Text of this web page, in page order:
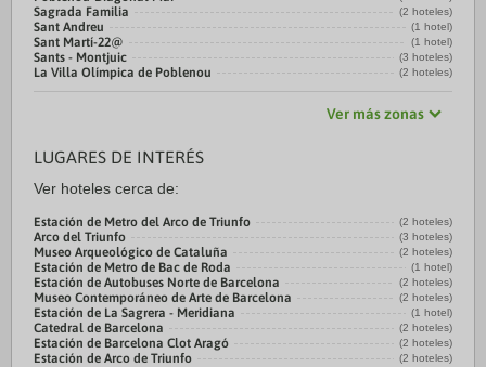
Sagrada Familia (2 hoteles)
Sant Andreu (1 hotel)
Sant Martí-22@ (1 hotel)
Sants - Montjuic (3 hoteles)
La Villa Olímpica de Poblenou (2 hoteles)
Ver más zonas
LUGARES DE INTERÉS
Ver hoteles cerca de:
Estación de Metro del Arco de Triunfo (2 hoteles)
Arco del Triunfo (3 hoteles)
Museo Arqueológico de Cataluña (2 hoteles)
Estación de Metro de Bac de Roda (1 hotel)
Estación de Autobuses Norte de Barcelona (2 hoteles)
Museo Contemporáneo de Arte de Barcelona (2 hoteles)
Estación de La Sagrera - Meridiana (1 hotel)
Catedral de Barcelona (2 hoteles)
Estación de Barcelona Clot Aragó (2 hoteles)
Estación de Arco de Triunfo (2 hoteles)